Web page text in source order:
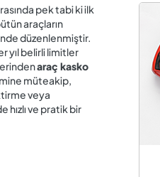
pek tabi ki ilk
araçların
düzenlenmiştir.
yıl belirli limitler
araç kasko
müteakip,
veya
ve pratik bir